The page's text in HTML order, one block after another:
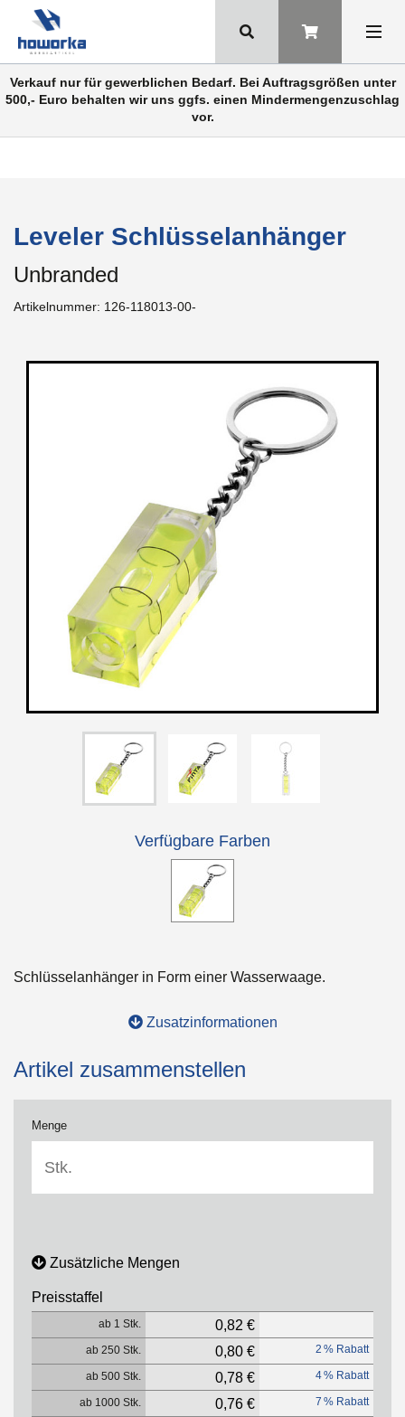
Verkauf nur für gewerblichen Bedarf. Bei Auftragsgrößen unter
500,- Euro behalten wir uns ggfs. einen Mindermengenzuschlag
vor.
Verfügbare Farben
Leveler Schlüsselanhänger
Unbranded
Artikelnummer: 126-118013-00-
Schlüsselanhänger in Form einer Wasserwaage.
Zusatzinformationen
Artikel zusammenstellen
Menge
Zusätzliche Mengen
Preisstaffel
ab 1 Stk. 0,82 €
ab 250 Stk. 0,80 € 2 % Rabatt
ab 500 Stk. 0,78 € 4 % Rabatt
ab 1000 Stk. 0,76 € 7 % Rabatt